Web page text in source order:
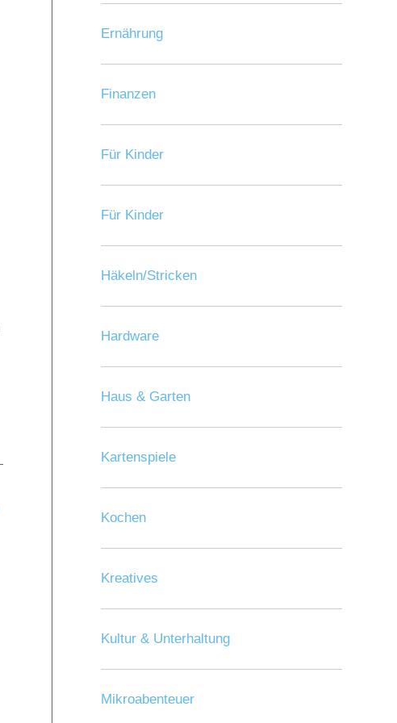
Ernährung
Finanzen
Für Kinder
Für Kinder
Häkeln/Stricken
Hardware
Haus & Garten
Kartenspiele
Kochen
Kreatives
Kultur & Unterhaltung
Mikroabenteuer